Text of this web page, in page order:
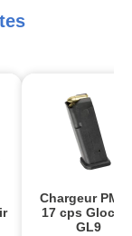
Chargeur
17 cps
GL9